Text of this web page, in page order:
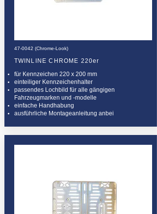
47-0042 (Chrome-Look)
TWINLINE CHROME 220er
für Kennzeichen 220 x 200 mm
einteiliger Kennzeichenhalter
passendes Lochbild für alle gängigen
Fahrzeugmarken und -modelle
einfache Handhabung
ausführliche Montageanleitung anbei